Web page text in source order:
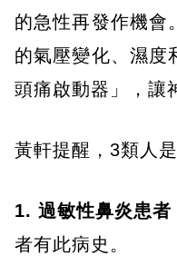
的急性再發作機會
的氣壓變化、濕度
頭痛啟動器」，讓
黃軒提醒，3類人
1. 過敏性鼻炎患者
者有此病史。